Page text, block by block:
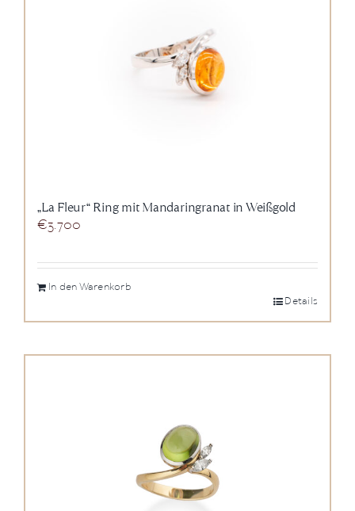
„La Fleur“ Ring mit Mandaringranat in Weißgold
€3.700
In den Warenkorb
Details